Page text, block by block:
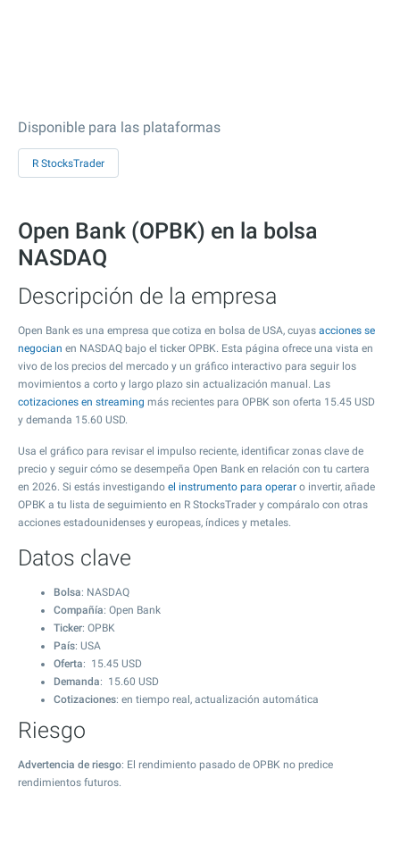
Disponible para las plataformas
R StocksTrader
Open Bank (OPBK) en la bolsa
NASDAQ
Descripción de la empresa
Open Bank es una empresa que cotiza en bolsa de USA, cuyas acciones se
negocian en NASDAQ bajo el ticker OPBK. Esta página ofrece una vista en
vivo de los precios del mercado y un gráfico interactivo para seguir los
movimientos a corto y largo plazo sin actualización manual. Las
cotizaciones en streaming más recientes para OPBK son oferta 15.45 USD
y demanda 15.60 USD.
Usa el gráfico para revisar el impulso reciente, identificar zonas clave de
precio y seguir cómo se desempeña Open Bank en relación con tu cartera
en 2026. Si estás investigando el instrumento para operar o invertir, añade
OPBK a tu lista de seguimiento en R StocksTrader y compáralo con otras
acciones estadounidenses y europeas, índices y metales.
Datos clave
Bolsa: NASDAQ
Compañía: Open Bank
Ticker: OPBK
País: USA
Oferta: 15.45 USD
Demanda: 15.60 USD
Cotizaciones: en tiempo real, actualización automática
Riesgo
Advertencia de riesgo: El rendimiento pasado de OPBK no predice
rendimientos futuros.